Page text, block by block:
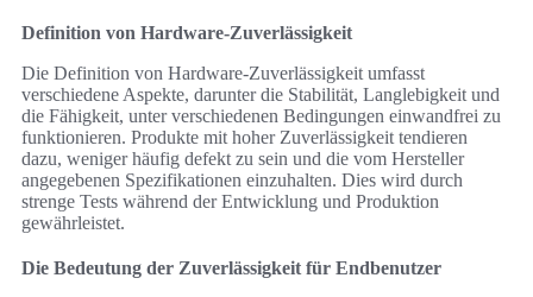
Definition von Hardware-Zuverlässigkeit
Die Definition von Hardware-Zuverlässigkeit umfasst
verschiedene Aspekte, darunter die Stabilität, Langlebigkeit und
die Fähigkeit, unter verschiedenen Bedingungen einwandfrei zu
funktionieren. Produkte mit hoher Zuverlässigkeit tendieren
dazu, weniger häufig defekt zu sein und die vom Hersteller
angegebenen Spezifikationen einzuhalten. Dies wird durch
strenge Tests während der Entwicklung und Produktion
gewährleistet.
Die Bedeutung der Zuverlässigkeit für Endbenutzer